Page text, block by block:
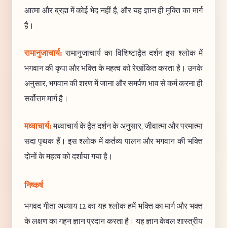
आत्मा और ब्रह्म में कोई भेद नहीं है, और यह ज्ञान ही मुक्ति का मार्ग
है।
रामानुजाचार्य: रामानुजाचार्य का विशिष्टाद्वैत दर्शन इस श्लोक में
भगवान की कृपा और भक्ति के महत्व को रेखांकित करता है। उनके
अनुसार, भगवान की शरण में जाना और समर्पण भाव से कर्म करना ही
सर्वोत्तम मार्ग है।
मध्वाचार्य:मध्वाचार्य के द्वैत दर्शन के अनुसार, जीवात्मा और परमात्मा
सदा पृथक हैं। इस श्लोक में कर्तव्य पालन और भगवान की भक्ति
दोनों के महत्व को दर्शाया गया है।
निष्कर्ष
भगवद गीता अध्याय 12 का यह श्लोक हमें भक्ति का मार्ग और भक्त
के लक्षण का गहन ज्ञान प्रदान करता है। यह ज्ञान केवल शास्त्रीय